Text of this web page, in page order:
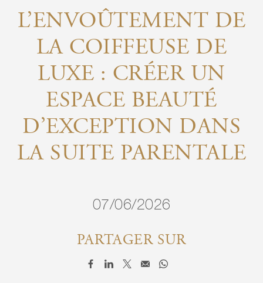
L’ENVOÛTEMENT DE
LA COIFFEUSE DE
LUXE : CRÉER UN
ESPACE BEAUTÉ
D’EXCEPTION DANS
LA SUITE PARENTALE
07/06/2026
PARTAGER SUR